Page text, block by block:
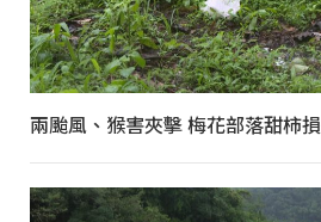
兩颱風、猴害夾擊 梅花部落甜柿